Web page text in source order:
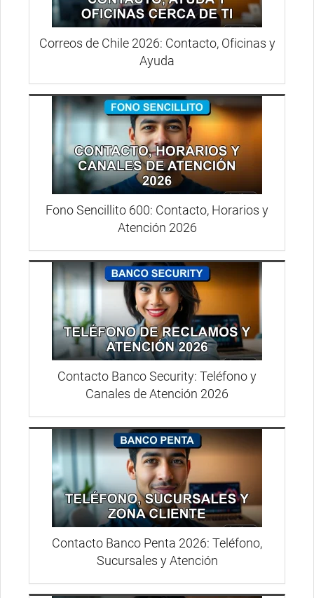
Correos de Chile 2026: Contacto, Oficinas y
Ayuda
Fono Sencillito 600: Contacto, Horarios y
Atención 2026
Contacto Banco Security: Teléfono y
Canales de Atención 2026
Contacto Banco Penta 2026: Teléfono,
Sucursales y Atención